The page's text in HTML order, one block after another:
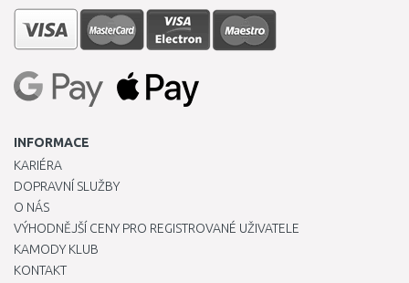
INFORMACE
KARIÉRA
DOPRAVNÍ SLUŽBY
O NÁS
VÝHODNĚJŠÍ CENY PRO REGISTROVANÉ UŽIVATELE
KAMODY KLUB
KONTAKT